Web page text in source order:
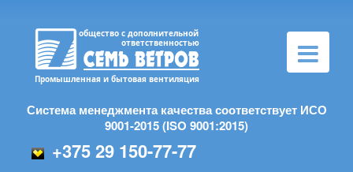
Система менеджмента качества соответствует ИСО
9001-2015 (ISO 9001:2015)
+375 29 150-77-77